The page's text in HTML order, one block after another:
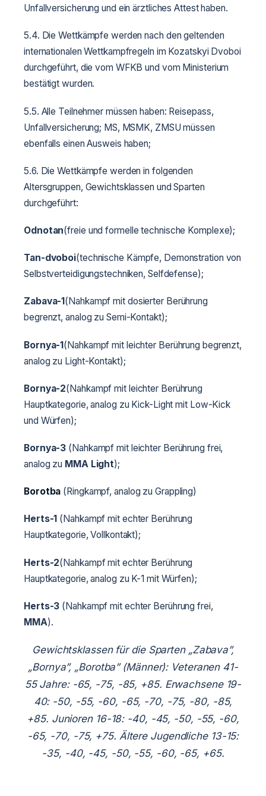
Unfallversicherung und ein ärztliches Attest haben.
5.4. Die Wettkämpfe werden nach den geltenden
internationalen Wettkampfregeln im Kozatskyi Dvoboi
durchgeführt, die vom WFKB und vom Ministerium
bestätigt wurden.
5.5. Alle Teilnehmer müssen haben: Reisepass,
Unfallversicherung; MS, MSMK, ZMSU müssen
ebenfalls einen Ausweis haben;
5.6. Die Wettkämpfe werden in folgenden
Altersgruppen, Gewichtsklassen und Sparten
durchgeführt:
Odnotan(freie und formelle technische Komplexe);
Tan-dvoboi(technische Kämpfe, Demonstration von
Selbstverteidigungstechniken, Selfdefense);
Zabava-1 (Nahkampf mit dosierter Berührung
begrenzt, analog zu Semi-Kontakt);
Bornya-1(Nahkampf mit leichter Berührung begrenzt,
analog zu Light-Kontakt);
Bornya-2(Nahkampf mit leichter Berührung
Hauptkategorie, analog zu Kick-Light mit Low-Kick
und Würfen);
Bornya-3 (Nahkampf mit leichter Berührung frei,
analog zu MMA Light);
Borotba (Ringkampf, analog zu Grappling)
Herts-1 (Nahkampf mit echter Berührung
Hauptkategorie, Vollkontakt);
Herts-2(Nahkampf mit echter Berührung
Hauptkategorie, analog zu K-1 mit Würfen);
Herts-3 (Nahkampf mit echter Berührung frei,
MMA).
Gewichtsklassen für die Sparten „Zabava”,
„Bornya”, „Borotba” (Männer): Veteranen 41-
55 Jahre: -65, -75, -85, +85. Erwachsene 19-
40: -50, -55, -60, -65, -70, -75, -80, -85,
+85. Junioren 16-18: -40, -45, -50, -55, -60,
-65, -70, -75, +75. Ältere Jugendliche 13-15:
-35, -40, -45, -50, -55, -60, -65, +65.